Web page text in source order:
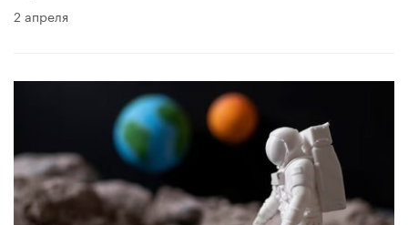
2 апреля